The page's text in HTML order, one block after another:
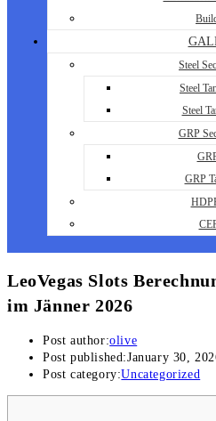
Steel
Steel
Steel
GRP
GRP
LeoVegas Slots
im Jänner 2026
Post author:olive
Post published:January 30,
Post category:Uncategorized